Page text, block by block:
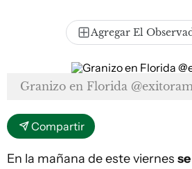
Agregar El
Granizo en Florida
Compartir
En la mañana de este viernes